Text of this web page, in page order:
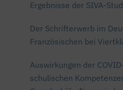
Ergebnisse der SIVA-
Der Schrifterwerb im
Französischen bei
Auswirkungen der
schulischen